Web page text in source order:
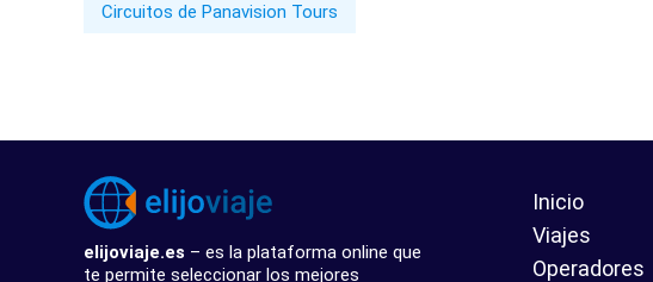
Circuitos de Panavision Tours
elijoviaje.es – es la plataforma online que
te permite seleccionar los mejores
Inicio
Viajes
Operadores